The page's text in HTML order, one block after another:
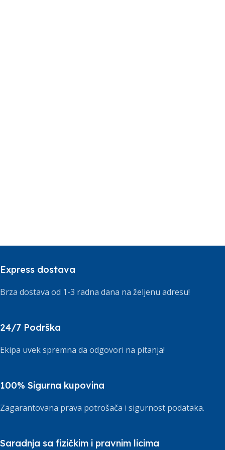
Express dostava
Brza dostava od 1-3 radna dana na željenu adresu!
24/7 Podrška
Ekipa uvek spremna da odgovori na pitanja!
100% Sigurna kupovina
Zagarantovana prava potrošača i sigurnost podataka.
Saradnja sa fizičkim i pravnim licima